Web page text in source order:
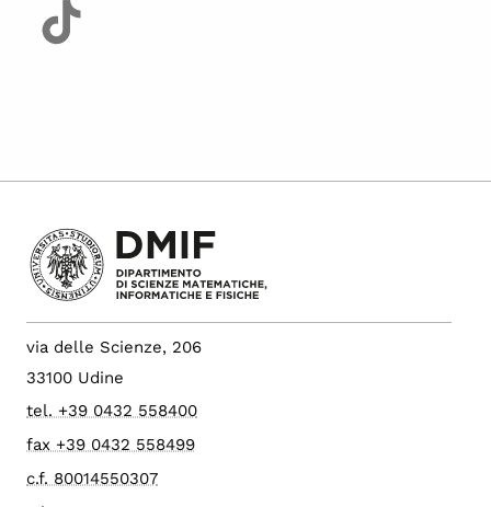
via delle Scienze, 206
33100 Udine
tel. +39 0432 558400
fax +39 0432 558499
c.f. 80014550307